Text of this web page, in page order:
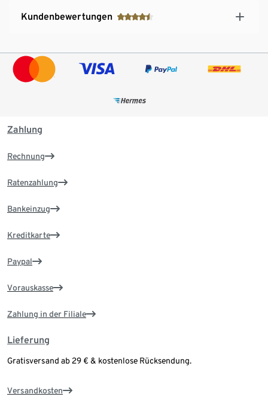
Kundenbewertungen
Zahlung
Rechnung
Ratenzahlung
Bankeinzug
Kreditkarte
Paypal
Vorauskasse
Zahlung in der Filiale
Lieferung
Gratisversand ab 29 € & kostenlose Rücksendung.
Versandkosten